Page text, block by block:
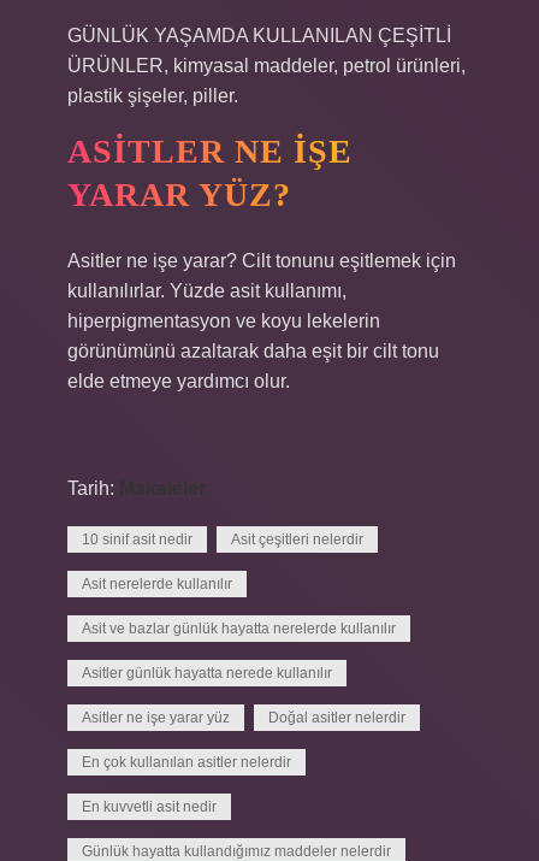
GÜNLÜK YAŞAMDA KULLANILAN ÇEŞİTLİ
ÜRÜNLER, kimyasal maddeler, petrol ürünleri,
plastik şişeler, piller.
ASITLER NE IŞE
YARAR YÜZ?
Asitler ne işe yarar? Cilt tonunu eşitlemek için
kullanılırlar. Yüzde asit kullanımı,
hiperpigmentasyon ve koyu lekelerin
görünümünü azaltarak daha eşit bir cilt tonu
elde etmeye yardımcı olur.
Tarih:
10 sinif asit nedir Asit çeşitleri nelerdir
Asit nerelerde kullanılır
Asit ve bazlar günlük hayatta nerelerde kullanılır
Asitler günlük hayatta nerede kullanılır
Asitler ne işe yarar yüz Doğal asitler nelerdir
En çok kullanılan asitler nelerdir
En kuvvetli asit nedir
Günlük hayatta kullandığımız maddeler nelerdir